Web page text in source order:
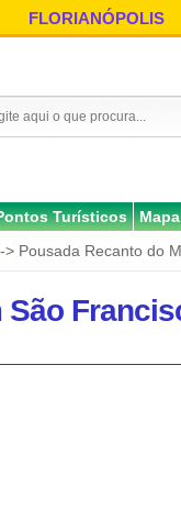
FLORIANÓPOLIS
Turísticos Mapa
-> Pousada Recanto do